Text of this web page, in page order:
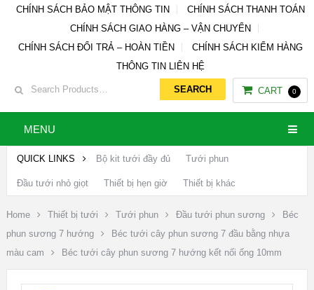
CHÍNH SÁCH BẢO MẬT THÔNG TIN
CHÍNH SÁCH THANH TOÁN
CHÍNH SÁCH GIAO HÀNG – VẬN CHUYỂN
CHÍNH SÁCH ĐỔI TRẢ – HOÀN TIỀN
CHÍNH SÁCH KIỂM HÀNG
THÔNG TIN LIÊN HỆ
CART 0
MENU
QUICK LINKS Bộ kit tưới đầy đủ Tưới phun
Đầu tưới nhỏ giọt Thiết bị hẹn giờ Thiết bị khác
Home Thiết bị tưới Tưới phun Đầu tưới phun sương
Béc
phun sương 7 hướng
Béc tưới cây phun sương 7 đầu bằng nhựa
màu cam
Béc tưới cây phun sương 7 hướng kết nối ống 10mm